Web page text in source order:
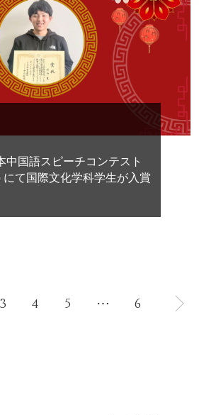
中国語スピーチコンテスト
にて国際文化学科学生が入賞
3 4 5 ⋯ 6